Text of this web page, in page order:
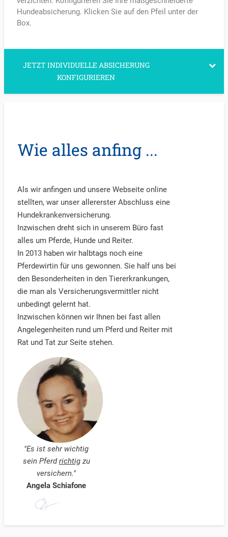
Hundeabsicherung. Klicken Sie auf den Pfeil unter der
Box.
JETZT INDIVIDUELLE ABSICHERUNG
KONFIGURIEREN
Wie alles anfing ...
Als wir anfingen und unsere Webseite online
stellten, war unser allererster Abschluss eine
Hundekrankenversicherung.
Inzwischen dreht sich in unserem Büro fast
alles um Pferde, Hunde und Reiter.
In 2013 haben wir halbtags noch eine
Pferdewirtin für uns gewonnen. Sie half uns bei
den Besonderheiten in den Tiererkrankungen,
die man als Versicherungsvermittler nicht
unbedingt gelernt hat.
Inzwischen können wir Ihnen bei fast allen
Angelegenheiten rund um Pferd und Reiter mit
Rat und Tat zur Seite stehen.
"Es ist sehr wichtig
sein Pferdrichtigzu
versichern."
Angela Schiafone